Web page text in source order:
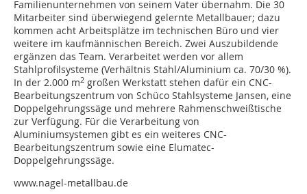
Familienunternehmen von seinem Vater übernahm. Die 30
Mitarbeiter sind überwiegend gelernte Metallbauer; dazu
kommen acht Arbeitsplätze im technischen Büro und vier
weitere im kaufmännischen Bereich. Zwei Auszubildende
ergänzen das Team. Verarbeitet werden vor allem
Stahlprofilsysteme (Verhältnis Stahl/Aluminium ca. 70/30 %).
In der 2.000 m2 großen Werkstatt stehen dafür ein CNC-
Bearbeitungszentrum von Schüco Stahlsysteme Jansen, eine
Doppelgehrungssäge und mehrere Rahmenschweißtische
zur Verfügung. Für die Verarbeitung von
Aluminiumsystemen gibt es ein weiteres CNC-
Bearbeitungszentrum sowie eine Elumatec-
Doppelgehrungssäge.
www.nagel-metallbau.de